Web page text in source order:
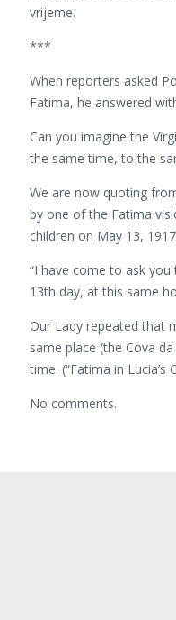
vrijeme.
***
When reporters asked
Fatima, he answered
Can you imagine the
the same time, to the
We are now quoting
by one of the Fatima
children on May 13,
“I have come to ask
13th day, at this same
Our Lady repeated that
same place (the Cova
time. (“Fatima in Lucia’s
No comments.